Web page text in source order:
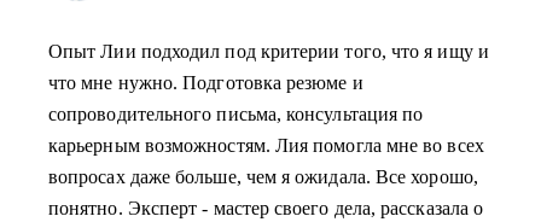
Опыт Лии подходил под критерии того, что я ищу и
что мне нужно. Подготовка резюме и
сопроводительного письма, консультация по
карьерным возможностям. Лия помогла мне во всех
вопросах даже больше, чем я ожидала. Все хорошо,
понятно. Эксперт - мастер своего дела, рассказала о